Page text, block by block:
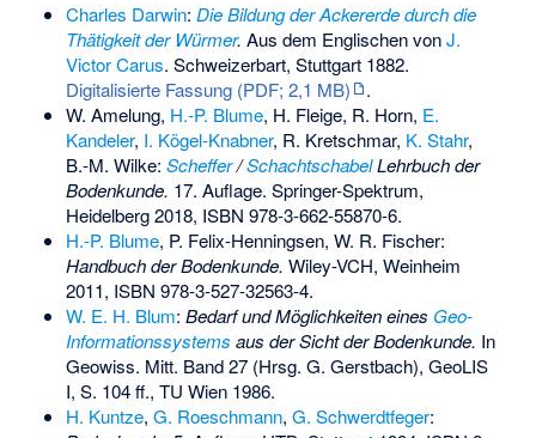
Charles Darwin: Die Bildung der Ackererde durch die
Thätigkeit der Würmer. Aus dem Englischen vonJ.
Victor Carus. Schweizerbart, Stuttgart 1882.
Digitalisierte Fassung (PDF; 2,1 MB)
.
W. Amelung, H.-P. Blume, H. Fleige, R. Horn, E.
Kandeler, I. Kögel-Knabner, R. Kretschmar, K. Stahr,
B.-M. Wilke: Scheffer/SchachtschabelLehrbuch der
Bodenkunde. 17. Auflage. Springer-Spektrum,
Heidelberg 2018, ISBN 978-3-662-55870-6.
H.-P. Blume, P. Felix-Henningsen, W. R. Fischer:
Handbuch der Bodenkunde. Wiley-VCH, Weinheim
2011, ISBN 978-3-527-32563-4.
W. E. H. Blum: Bedarf und Möglichkeiten eines Geo-
Informationssystems aus der Sicht der Bodenkunde. In
Geowiss. Mitt. Band 27 (Hrsg. G. Gerstbach), GeoLIS
I, S. 104 ff., TU Wien 1986.
H. Kuntze, G. Roeschmann, G. Schwerdtfeger: